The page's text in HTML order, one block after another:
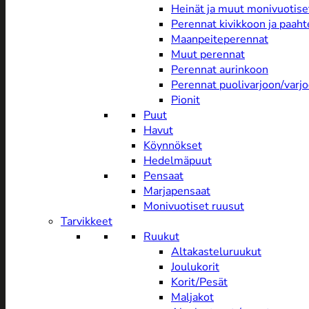
Heinät ja muut
Perennat kivikkoon ja
Maanpeiteperennat
Muut perennat
Perennat aurinkoon
Perennat puolivarjoon/
Pionit
Puut
Havut
Köynnökset
Hedelmäpuut
Pensaat
Marjapensaat
Monivuotiset ruusut
Tarvikkeet
Ruukut
Altakasteluruukut
Joulukorit
Korit/Pesät
Maljakot